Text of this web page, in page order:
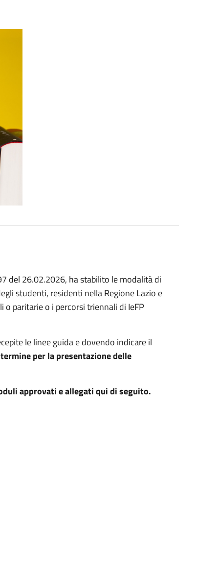
del 26.02.2026, ha stabilito le modalità di
studenti, residenti nella Regione Lazio e
paritarie o i percorsi triennali di IeFP
le linee guida e dovendo indicare il
per la presentazione delle
approvati e allegati qui di seguito.